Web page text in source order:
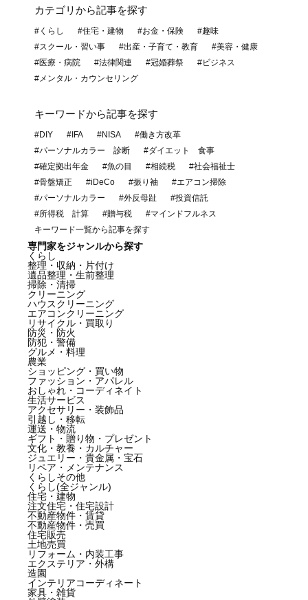
カテゴリから記事を探す
#くらし #住宅・建物 #お金・保険
#趣味
#スクール・習い事
#出産・子育て・教育
#美容・健康
#医療・病院
#法律関連 #冠婚葬祭
#ビジネス
#メンタル・カウンセリング
キーワードから記事を探す
#DIY #IFA #NISA
#働き方改革
#パーソナルカラー 診断
#ダイエット 食事
#確定拠出年金
#魚の目 #相続税
#社会福祉士
#骨盤矯正
#iDeCo #振り袖
#エアコン掃除
#パーソナルカラー
#外反母趾
#投資信託
#所得税 計算
#贈与税
#マインドフルネス
キーワード一覧から記事を探す
専門家をジャンルから探す
くらし
整理・収納・片付け
遺品整理・生前整理
掃除・清掃
クリーニング
ハウスクリーニング
エアコンクリーニング
リサイクル・買取り
防災・防火
防犯・警備
グルメ・料理
農業
ショッピング・買い物
ファッション・アパレル
おしゃれ・コーディネイト
生活サービス
アクセサリー・装飾品
引越し・移転
運送・物流
ギフト・贈り物・プレゼント
文化・教養・カルチャー
ジュエリー・貴金属・宝石
リペア・メンテナンス
くらしその他
くらし(全ジャンル)
住宅・建物
注文住宅・住宅設計
不動産物件・賃貸
不動産物件・売買
住宅販売
土地売買
リフォーム・内装工事
エクステリア・外構
造園
インテリアコーディネート
家具・雑貨